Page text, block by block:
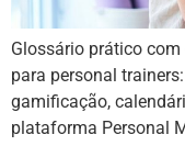
Glossário prático
para personal
gamificação,
plataforma Personal